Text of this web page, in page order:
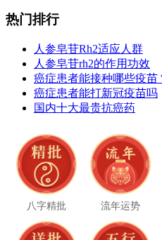
热门排行
人参皂苷Rh2适应人群
人参皂苷rh2的作用功效
癌症患者能接种哪些疫苗
癌症患者能打新冠疫苗吗
国内十大最贵抗癌药
八字精批 流年运势